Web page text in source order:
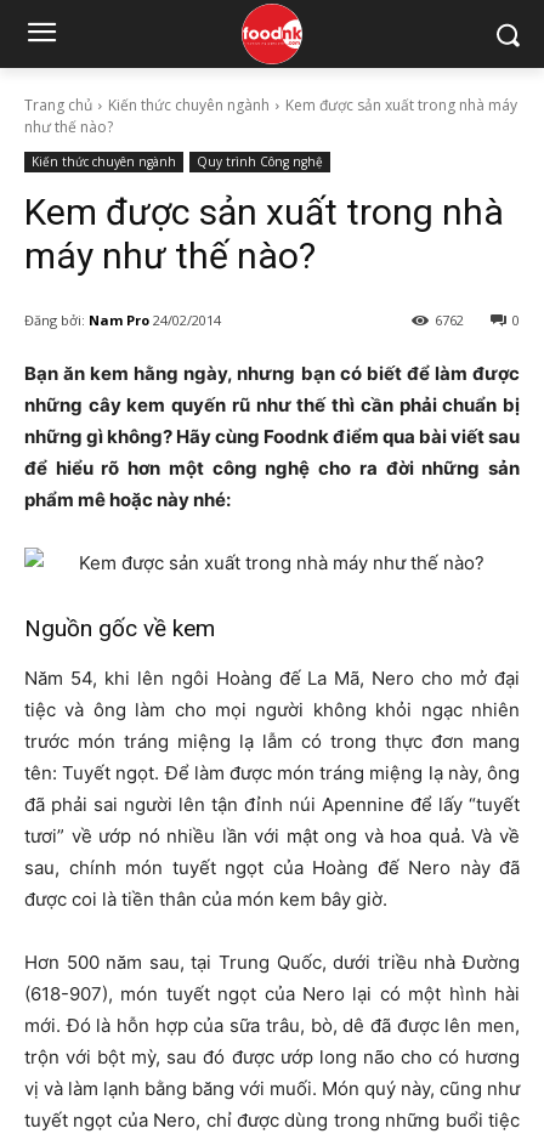
Trang chủ Kiến thức chuyên ngành
Kem được sản xuất trong nhà máy
như thế nào?
Kiến thức chuyên ngành Quy trình Công nghệ
Kem được sản xuất trong nhà
máy như thế nào?
Đăng bởi: Nam Pro 24/02/2014 0
6762
Bạn ăn kem hằng ngày, nhưng bạn có biết để làm được
những cây kem quyến rũ như thế thì cần phải chuẩn bị
những gì không? Hãy cùng Foodnk điểm qua bài viết sau
để hiểu rõ hơn một công nghệ cho ra đời những sản
phẩm mê hoặc này nhé:
Nguồn gốc về kem
Năm 54, khi lên ngôi Hoàng đế La Mã, Nero cho mở đại
tiệc và ông làm cho mọi người không khỏi ngạc nhiên
trước món tráng miệng lạ lẫm có trong thực đơn mang
tên: Tuyết ngọt. Để làm được món tráng miệng lạ này, ông
đã phải sai người lên tận đỉnh núi Apennine để lấy “tuyết
tươi” về ướp nó nhiều lần với mật ong và hoa quả. Và về
sau, chính món tuyết ngọt của Hoàng đế Nero này đã
được coi là tiền thân của món kem bây giờ.
Hơn 500 năm sau, tại Trung Quốc, dưới triều nhà Đường
(618-907), món tuyết ngọt của Nero lại có một hình hài
mới. Đó là hỗn hợp của sữa trâu, bò, dê đã được lên men,
trộn với bột mỳ, sau đó được ướp long não cho có hương
vị và làm lạnh bằng băng với muối. Món quý này, cũng như
tuyết ngọt của Nero, chỉ được dùng trong những buổi tiệc